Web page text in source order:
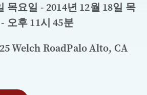
목요일 - 2014년 12월 18일 목
오후 11시 45분
Welch RoadPalo Alto, CA